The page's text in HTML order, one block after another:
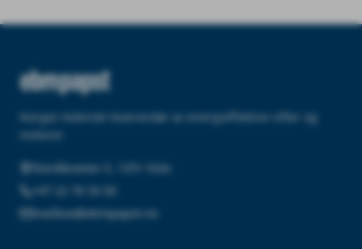
Norges ledende leverandør av energieffektive vifter og
motorer.
Nordåsveien 5, 1251 Oslo
+47 22 76 33 50
mailbox@ebmpapst.no